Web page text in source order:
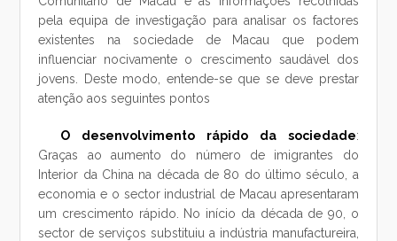
pela equipa de investigação para analisar os factores
existentes na sociedade de Macau que podem
influenciar nocivamente o crescimento saudável dos
jovens. Deste modo, entende-se que se deve prestar
atenção aos seguintes pontos
O desenvolvimento rápido da sociedade:
Graças ao aumento do número de imigrantes do
Interior da China na década de 80 do último século, a
economia e o sector industrial de Macau apresentaram
um crescimento rápido. No início da década de 90, o
sector de serviços substituiu a indústria manufactureira,